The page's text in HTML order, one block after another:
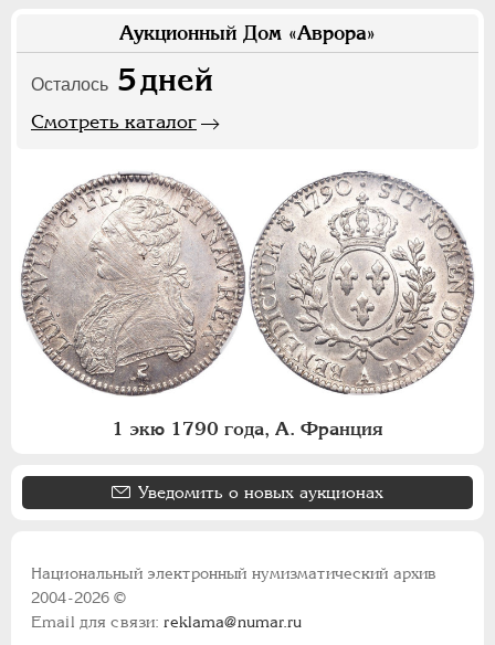
Аукционный Дом «Аврора»
Осталось 5дней
Смотреть каталог
1 экю 1790 года, А. Франция
Уведомить о новых аукционах
Национальный электронный нумизматический архив
2004-2026 ©
Email для связи:reklama@numar.ru